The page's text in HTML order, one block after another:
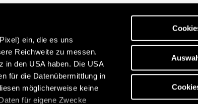
ein, die es uns
Reichweite zu messen.
in den USA haben. Die USA
für die Datenübermittlung in
möglicherweise keine
für eigene Zwecke
in Premium-Qualität:
de/de
Entdecken Sie unser
https://